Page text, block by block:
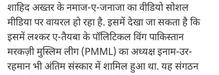
शाहिद अख्तर के नमाज-ए-जनाजा का वीडियो सोशल
मीडिया पर वायरल हो रहा है. इसमें देखा जा सकता है कि
इसमें लश्कर ए-तैयबा के पॉलिटिकल विंग पाकिस्तान
मरकज़ी मुस्लिम लीग (PMML) का अध्यक्ष इनाम-उर-
रहमान भी अंतिम संस्कार में शामिल हुआ था. यह संगठन